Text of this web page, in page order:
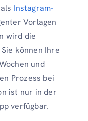
Instagram-
Vorlagen
wird die
können Ihre
und
Prozess bei
ist nur in der
verfügbar.